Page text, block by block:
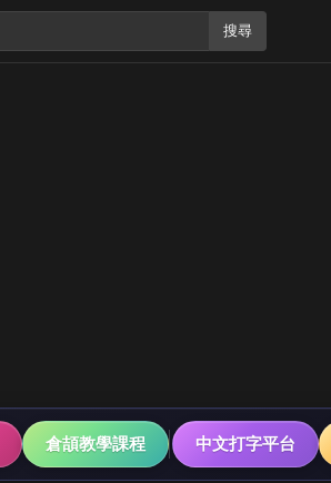
搜尋
倉頡教學課程 中文打字平台